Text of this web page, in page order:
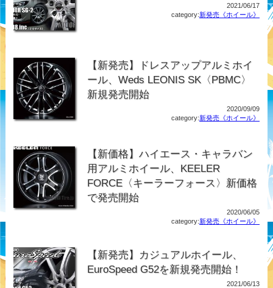
2021/06/17
category:新発売《ホイール》
【新発売】ドレスアップアルミホイ
ール、Weds LEONIS SK〈PBMC〉
新規発売開始
2020/09/09
category:新発売《ホイール》
【新価格】ハイエース・キャラバン
用アルミホイール、KEELER
FORCE〈キーラーフォース〉新価格
で発売開始
2020/06/05
category:新発売《ホイール》
【新発売】カジュアルホイール、
EuroSpeed G52を新規発売開始！
2021/06/13